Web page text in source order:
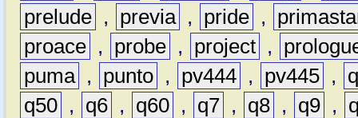
prelude , previa , pride ,
proace , probe , project ,
puma , punto , pv444 , pv445 ,
q50 , q6 , q60 , q7 , q8 , q9 ,